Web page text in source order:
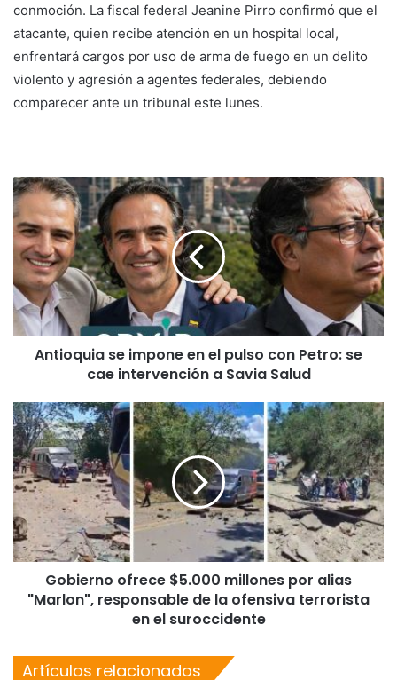
conmoción. La fiscal federal Jeanine Pirro confirmó que el
atacante, quien recibe atención en un hospital local,
enfrentará cargos por uso de arma de fuego en un delito
violento y agresión a agentes federales, debiendo
comparecer ante un tribunal este lunes.
Antioquia se impone en el pulso con Petro: se
cae intervención a Savia Salud
Gobierno ofrece $5.000 millones por alias
"Marlon", responsable de la ofensiva terrorista
en el suroccidente
Artículos relacionados